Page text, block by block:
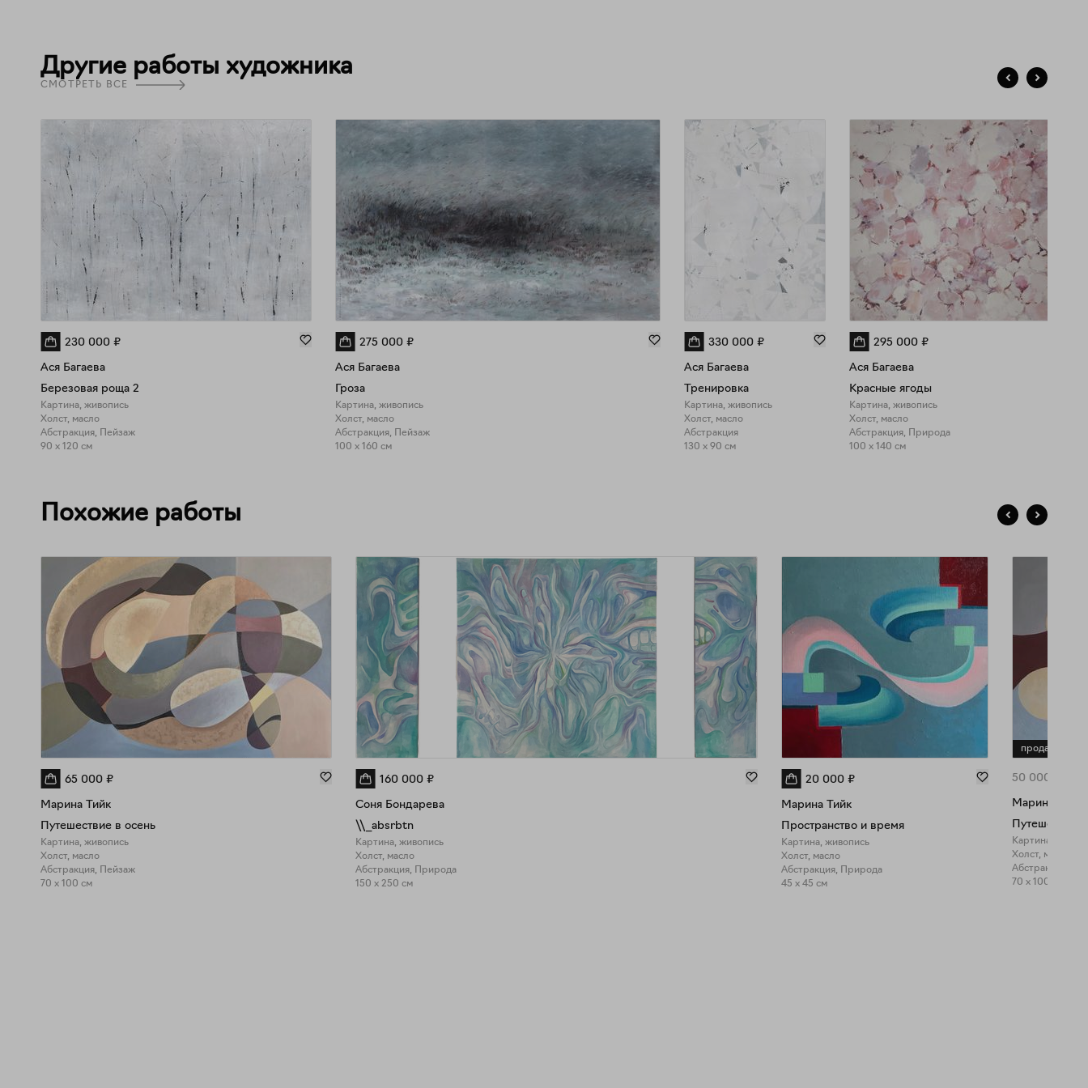
обманчиво. При их создании я использую многослойную
точку, вдумчиво осмыслить действие. И в графических
работах применяю основы японского минимализма: гармонии
и простоты. Глобальные вещи стилизую и упрощаю до знака.
Зачастую человек изображен у меня в виде маленькой
фигуры, силуэта, а вся идея сжата до лаконичной линии –
ведь с точки зрения Вселенной мы, действительно, всего
лишь точка и тонкая линия.
Другие работы художника
СМОТРЕТЬ ВСЕ
230 000 ₽
Ася Багаева
Березовая роща 2
Картина, живопись
Холст, масло
Абстракция, Пейзаж
90 x 120 см
275 000 ₽
Ася Багаева
Гроза
Картина, живопись
Холст, масло
Абстракция, Пейзаж
100 x 160 см
330 000 ₽
Ася Багаева
Тренировка
Картина, живопись
Холст, масло
Абстракция
130 x 90 см
295 000 ₽
Ася Багаева
Красные ягоды
Картина, живопись
Холст, масло
Абстракция, Природа
100 x 140 см
Похожие работы
65 000 ₽
Марина Тийк
Путешествие в осень
Картина, живопись
Холст, масло
Абстракция, Пейзаж
70 x 100 см
160 000 ₽
Соня Бондарева
\\_absrbtn
Картина, живопись
Холст, масло
Абстракция, Природа
150 x 250 см
20 000 ₽
Марина Тийк
Пространство и время
Картина, живопись
Холст, масло
Абстракция, Природа
45 x 45 см
продано
50 000
Марина Тийк
Путешествие
Картина,
Холст, масло
Абстракция,
70 x 100 см